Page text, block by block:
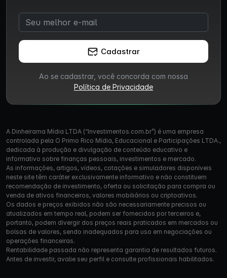
Cadastrar
Ao se cadastrar, você concorda com nossa
Política de Privacidade
A Dinheirama Mídia LTDA (“Investimentos.com.br”) é uma empresa
controlada pela O Primo Rico Mídia, Educacional e Participações LTDA.,
dedicada à produção e divulgação de conteúdo educativo e
informativo sobre finanças pessoais, investimentos e mercado.
As informações, artigos, vídeos, cotações e simuladores disponíveis
neste site têm caráter exclusivamente informativo e não constituem
recomendação de investimento, oferta ou solicitação para compra ou
venda de ativos financeiros, valores mobiliários ou criptoativos.
Os dados e preços exibidos não são necessariamente precisos ou
atualizados em tempo real, podem ser fornecidos por terceiros e,
portanto, podem divergir dos preços reais praticados em mercados ou
bolsas de valores, sendo inadequados para uso em negociações ou
operações financeiras.
Rentabilidade passada não representa garantia de resultados futuros.
Antes de investir, avalie seu perfil e consulte profissionais habilitados.